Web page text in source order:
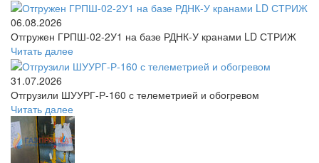
06.08.2026
Отгружен ГРПШ-02-2У1 на базе РДНК-У кранами LD СТРИЖ
Читать далее
31.07.2026
Отгрузили ШУУРГ‑Р‑160 с телеметрией и обогревом
Читать далее